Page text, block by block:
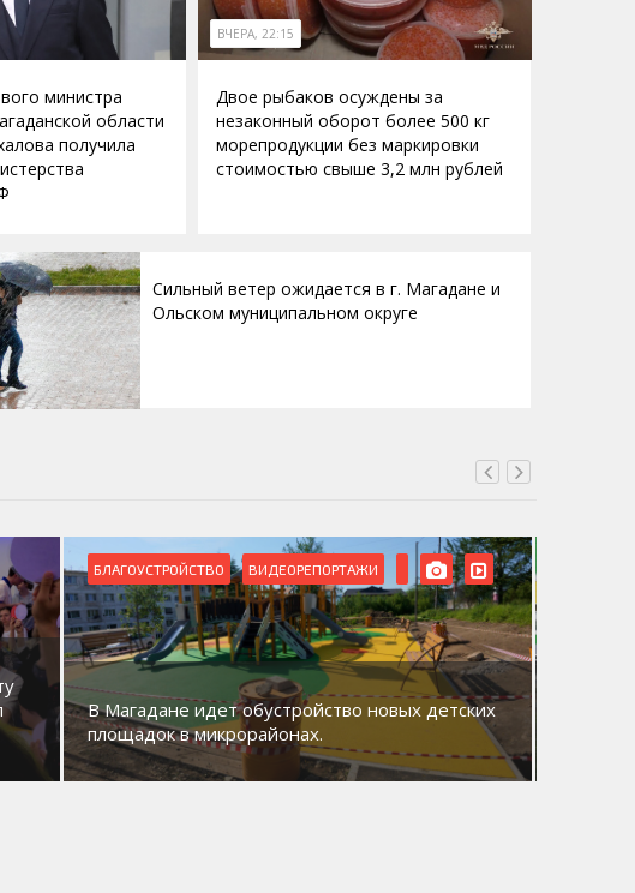
министра
области
получила
ВЧЕРА, 22:15
Двое рыбаков осуждены за
незаконный оборот более 500 кг
морепродукции без маркировки
стоимостью свыше 3,2 млн рублей
Сильный ветер ожидается в г. Магадане и
Ольском муниципальном округе
БЛАГОУСТРОЙСТВО ВИДЕОРЕПОРТАЖИ
В Магадане идет обустройство новых детских
площадок в микрорайонах.